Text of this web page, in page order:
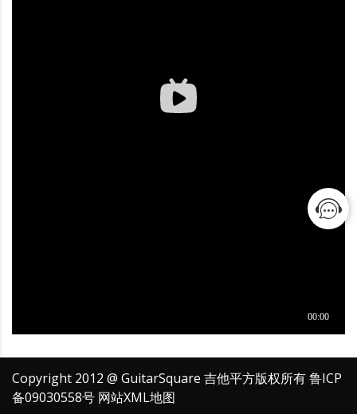
Copyright 2012 @ GuitarSquare 吉他平方版权所有鲁ICP
备09030558号 网站XML地图